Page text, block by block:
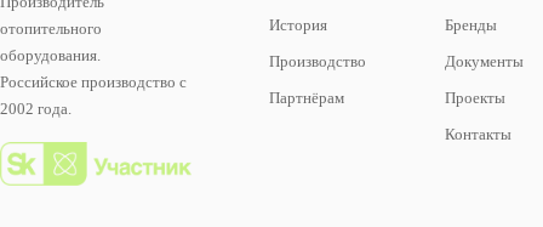
отопительного
оборудования.
Российское производство с
2002 года.
История
Производство
Партнёрам
Бренды
Документы
Проекты
Контакты